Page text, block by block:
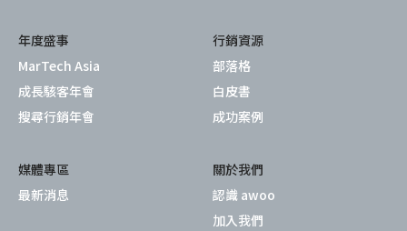
年度盛事
MarTech Asia
成長駭客年會
搜尋行銷年會
行銷資源
部落格
白皮書
成功案例
媒體專區
最新消息
關於我們
認識 awoo
加入我們